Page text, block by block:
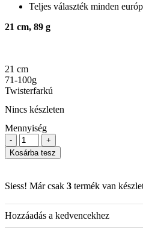
Teljes választék minden
21 cm, 89 g
21 cm
71-100g
Twisterfarkú
Nincs készleten
Mennyiség
-
+
Kosárba tesz
Siess! Már csak 3 termék van
Hozzáadás a kedvencekhez